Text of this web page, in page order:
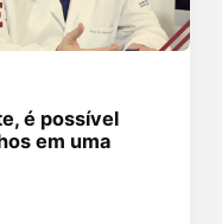
é possível
em uma